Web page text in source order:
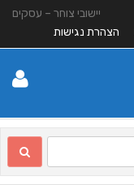
יישובי צוחר – עסקים
הצהרת נגישות